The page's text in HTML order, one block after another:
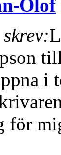
Olof
i
för